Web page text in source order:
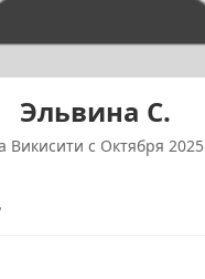
Эльвина С.
Викисити c Октября 2025